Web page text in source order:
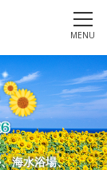
MENU
海水浴場、